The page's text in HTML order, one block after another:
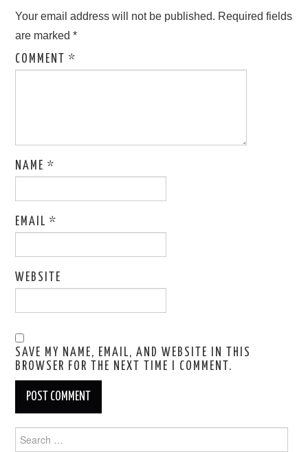
Your email address will not be published. Required fields
are marked*
COMMENT*
NAME*
EMAIL*
WEBSITE
SAVE MY NAME, EMAIL, AND WEBSITE IN THIS
BROWSER FOR THE NEXT TIME I COMMENT.
for: